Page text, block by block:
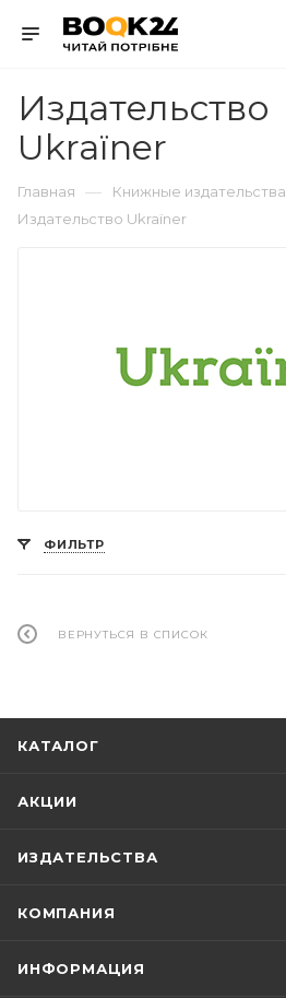
Издательство
Ukraїner
Главная — Книжные издательства
Издательство Ukraїner
ФИЛЬТР
ВЕРНУТЬСЯ В СПИСОК
КАТАЛОГ
АКЦИИ
ИЗДАТЕЛЬСТВА
КОМПАНИЯ
ИНФОРМАЦИЯ